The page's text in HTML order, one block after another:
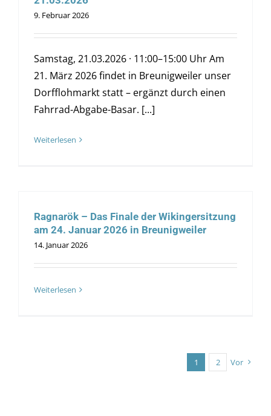
9. Februar 2026
Samstag, 21.03.2026 · 11:00–15:00 Uhr Am
21. März 2026 findet in Breunigweiler unser
Dorfflohmarkt statt – ergänzt durch einen
Fahrrad-Abgabe-Basar. [...]
Weiterlesen
Ragnarök – Das Finale der Wikingersitzung
am 24. Januar 2026 in Breunigweiler
14. Januar 2026
Weiterlesen
1 2 Vor